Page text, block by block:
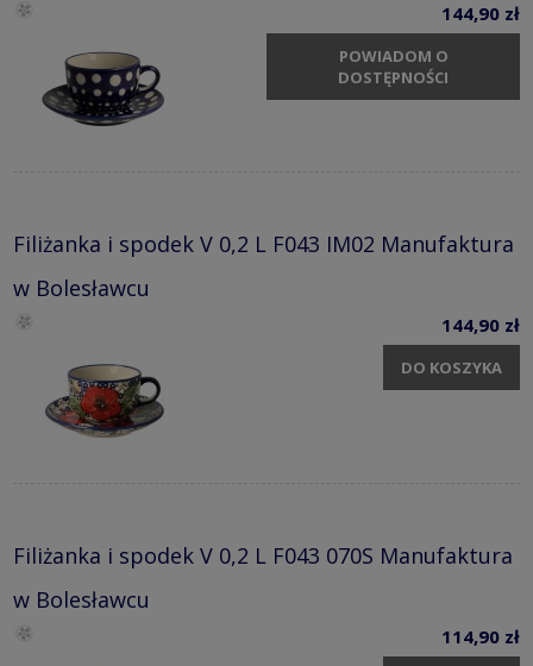
144,90 zł
POWIADOM O
DOSTĘPNOŚCI
Filiżanka i spodek V 0,2 L F043 IM02 Manufaktura
w Bolesławcu
144,90 zł
DO KOSZYKA
Filiżanka i spodek V 0,2 L F043 070S Manufaktura
w Bolesławcu
114,90 zł